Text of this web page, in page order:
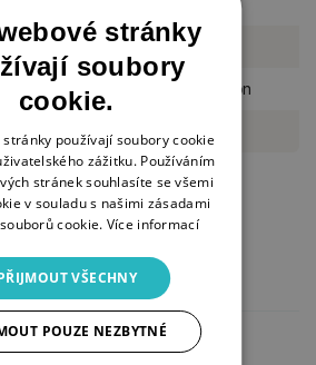
200 g/m2
Jenines Mindful Art Collection
Romantic Moments
stránky
soubory
cookie.
stránky používají soubory cookie
zážitku. Používáním
stránek souhlasíte se všemi
v souladu s našimi zásadami
cookie. Více informací
VŠECHNY
POUZE NEZBYTNÉ